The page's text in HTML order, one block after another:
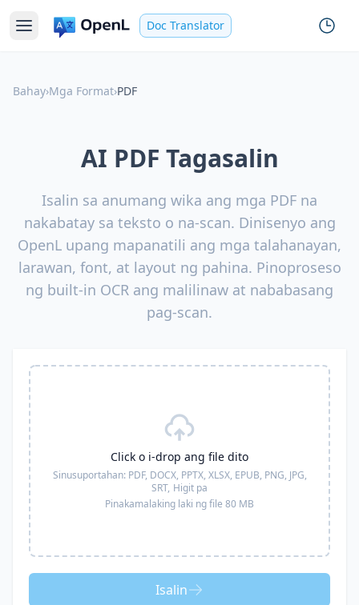
Doc Translator
Bahay›Mga Format›PDF
AI PDF Tagasalin
Isalin sa anumang wika ang mga PDF na
nakabatay sa teksto o na-scan. Dinisenyo ang
OpenL upang mapanatili ang mga talahanayan,
larawan, font, at layout ng pahina. Pinoproseso
ng built-in OCR ang malilinaw at nababasang
pag-scan.
Click o i-drop ang file dito
Sinusuportahan: PDF, DOCX, PPTX, XLSX, EPUB, PNG, JPG,
SRT, Higit pa
Pinakamalaking laki ng file 80 MB
Isalin